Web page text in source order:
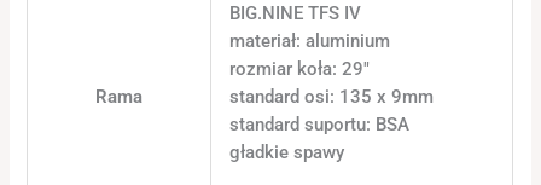
Rama
BIG.NINE TFS IV
materiał: aluminium
rozmiar koła: 29"
standard osi: 135 x 9mm
standard suportu: BSA
gładkie spawy